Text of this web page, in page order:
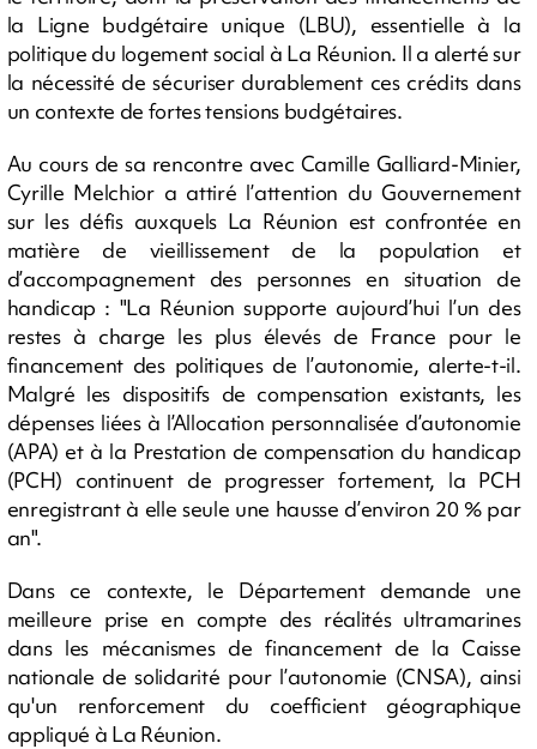
la Ligne budgétaire unique (LBU), essentielle à la
politique du logement social à La Réunion. Il a alerté sur
la nécessité de sécuriser durablement ces crédits dans
un contexte de fortes tensions budgétaires.
Au cours de sa rencontre avec Camille Galliard-Minier,
Cyrille Melchior a attiré l’attention du Gouvernement
sur les défis auxquels La Réunion est confrontée en
matière de vieillissement de la population et
d’accompagnement des personnes en situation de
handicap : "La Réunion supporte aujourd’hui l’un des
restes à charge les plus élevés de France pour le
financement des politiques de l’autonomie, alerte-t-il.
Malgré les dispositifs de compensation existants, les
dépenses liées à l’Allocation personnalisée d’autonomie
(APA) et à la Prestation de compensation du handicap
(PCH) continuent de progresser fortement, la PCH
enregistrant à elle seule une hausse d’environ 20 % par
an".
Dans ce contexte, le Département demande une
meilleure prise en compte des réalités ultramarines
dans les mécanismes de financement de la Caisse
nationale de solidarité pour l’autonomie (CNSA), ainsi
qu'un renforcement du coefficient géographique
appliqué à La Réunion.